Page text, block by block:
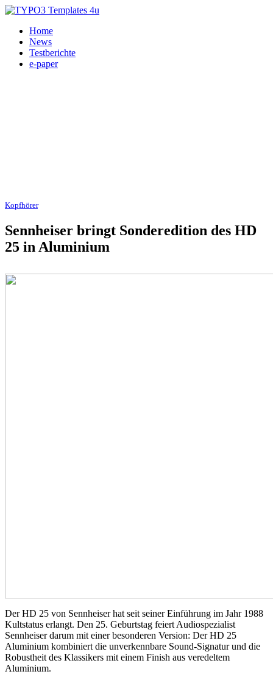
Home
News
Testberichte
e-paper
Kopfhörer, DJ News 02.07.2013
Sennheiser bringt Sonderedition des HD
25 in Aluminium
Der HD 25 von Sennheiser hat seit seiner Einführung im Jahr 1988
Kultstatus erlangt. Den 25. Geburtstag feiert Audiospezialist
Sennheiser darum mit einer besonderen Version: Der HD 25
Aluminium kombiniert die unverkennbare Sound-Signatur und die
Robustheit des Klassikers mit einem Finish aus veredeltem
Aluminium.